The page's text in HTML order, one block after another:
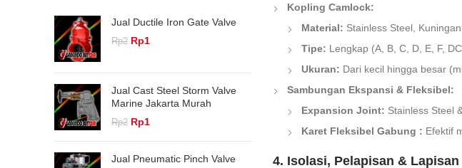
Jual Ductile Iron Gate Valve
Rp2 Original
Rp1
Jual Cast Steel Storm Valve
Marine Jakarta Murah
Rp2 Original
Rp2.
Rp1
Rp1.
Jual Pneumatic Pinch Valve
Kopling Camlock:
Material: Stainless Steel,
Tipe: Lengkap (A, B, C, D, E, F,
Ukuran: Dari kecil hingga besar
Sambungan Ekspansi & Fleksibel:
Expansion Joint: Stainless Steel
Karet Fleksibel Gabung : Efektif
4. Isolasi, Pelapisan &